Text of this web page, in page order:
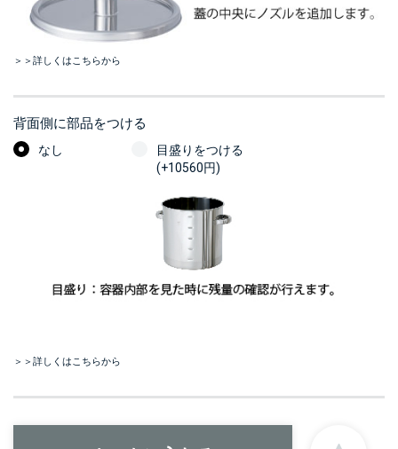
＞＞詳しくはこちらから
背面側に部品をつける
なし
目盛りをつける
(+10560円)
＞＞詳しくはこちらから